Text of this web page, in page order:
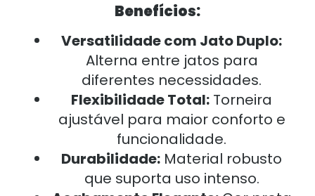
Benefícios:
Versatilidade com Jato Duplo:
Alterna entre jatos para
diferentes necessidades.
Flexibilidade Total: Torneira
ajustável para maior conforto e
funcionalidade.
Durabilidade: Material robusto
que suporta uso intenso.